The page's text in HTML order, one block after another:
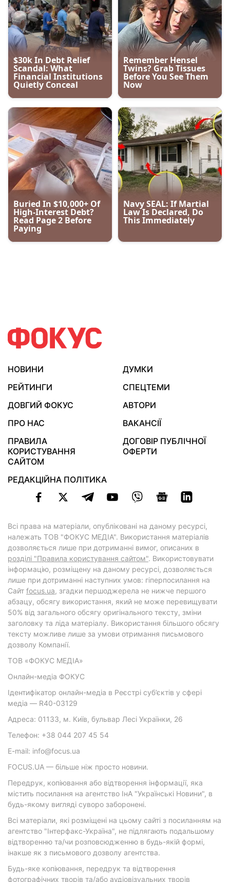
НОВИНИ
ДУМКИ
РЕЙТИНГИ
СПЕЦТЕМИ
ДОВГИЙ ФОКУС
АВТОРИ
ПРО НАС
ВАКАНСІЇ
ПРАВИЛА
КОРИСТУВАННЯ
САЙТОМ
ДОГОВІР ПУБЛІЧНОЇ
ОФЕРТИ
РЕДАКЦІЙНА ПОЛІТИКА
Всі права на матеріали, опубліковані на даному ресурсі,
належать ТОВ "ФОКУС МЕДІА". Використання матеріалів
дозволяється лише при дотриманні вимог, описаних в
розділі "Правила користування сайтом". Використовувати
інформацію, розміщену на даному ресурсі, дозволяється
лише при дотриманні наступних умов: гіперпосилання на
Cайт focus.ua, згадки першоджерела не нижче першого
абзацу, обсягу використання, який не може перевищувати
50% від загального обсягу оригінального тексту, зміни
заголовку та ліда матеріалу. Використання більшого обсягу
тексту можливе лише за умови отримання письмового
дозволу Компанії.
ТОВ «ФОКУС МЕДІА»
Онлайн-медіа ФОКУС
Ідентифікатор онлайн-медіа в Реєстрі суб’єктів у сфері
медіа — R40-03129
Адреса: 01133, м. Київ, бульвар Лесі Українки, 26
Телефон: +38 044 207 45 54
E-mail: info@focus.ua
FOCUS.UA — більше ніж просто новини.
Передрук, копіювання або відтворення інформації, яка
містить посилання на агентство ІнА "Українські Новини", в
будь-якому вигляді суворо заборонені.
Всі матеріали, які розміщені на цьому сайті з посиланням на
агентство "Інтерфакс-Україна", не підлягають подальшому
відтворенню та/чи розповсюдженню в будь-якій формі,
інакше як з письмового дозволу агентства.
Будь-яке копіювання, передрук та відтворення
фотографічних творів та/або аудіовізуальних творів